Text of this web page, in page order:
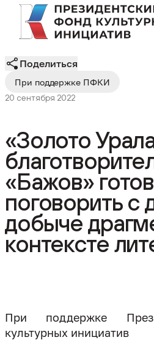
При поддержке ПФКИ
20 сентября 2022
Поделиться
«Золото
«Бажов»
поговорить с
добыче
контексте
При поддержке
культурных инициатив